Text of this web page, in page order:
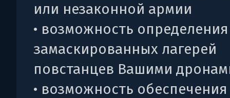
или незаконной армии
• возможность определения
замаскированных лагерей
повстанцев Вашими
• возможность обеспечения